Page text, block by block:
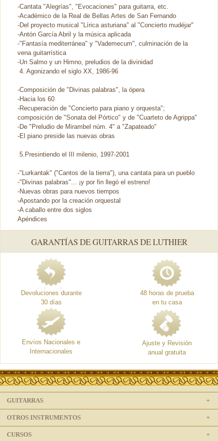
-Cantata "Alegrías", "Evocaciones" para guitarra, etc.
-Académico de la Real de Bellas Artes de San Fernando
-Del proyecto musical "Lírica asturiana" al "Concierto mudéjar"
-Antón García Abril y la música aplicada
-"Fantasía mediterránea" y "Vademecum", culminación de la
vena guitarrística
-Un Salmo y un Himno, preludios de la divinidad
4. Agonizando el siglo XX, 1986-96
-Composición de "Divinas palabras", la ópera
-Hacia los 60
-Recuperación de "Concierto para piano y orquesta";
composición de "Sonata del Pórtico" y de "Cuarteto de Agrippa"
-De "Preludio de Mirambel núm. 4" a "Zapateado"
-El piano preside las nuevas obras
5.Presintiendo el III milenio, 1997-2001
-"Lurkantak" ("Cantos de la tierra"), una cantata para un pueblo
-"Divinas palabras"... ¡y por fin llegó el estreno!
-Nuevas obras para nuevos tiempos
-Apostando por la creación orquestal
-A caballo entre dos siglos
Apéndices
GARANTÍAS DE GUITARRAS DE LUTHIER
Devoluciones durante
30 días
48 horas de prueba
en tu casa
Envíos Nacionales e
Internacionales
Ajuste y Revisión
anual gratuita
GUITARRAS
OTROS INSTRUMENTOS
CURSOS